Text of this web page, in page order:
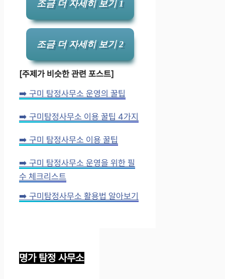
조금 더 자세히 보기 1
조금 더 자세히 보기 2
[주제가 비슷한 관련 포스트]
➡️ 구미 탐정사무소 운영의 꿀팁
➡️ 구미탐정사무소 이용 꿀팁 4가지
➡️ 구미 탐정사무소 이용 꿀팁
➡️ 구미 탐정사무소 운영을 위한 필
수 체크리스트
➡️ 구미탐정사무소 활용법 알아보기
명가 탐정 사무소